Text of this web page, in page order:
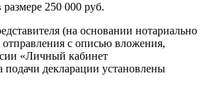
250 000 руб.
(на основании нотариально
с описью вложения,
«Личный кабинет
декларации установлены